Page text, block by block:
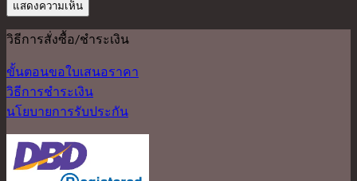
วิธีการสั่งซื้อ/ชำระเงิน
ขั้นตอนขอใบเสนอราคา
วิธีการชำระเงิน
นโยบายการรับประกัน